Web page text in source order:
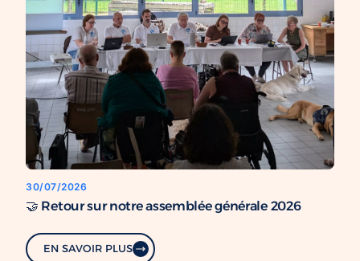
30/07/2026
🤝 Retour sur notre assemblée générale 2026
EN SAVOIR PLUS